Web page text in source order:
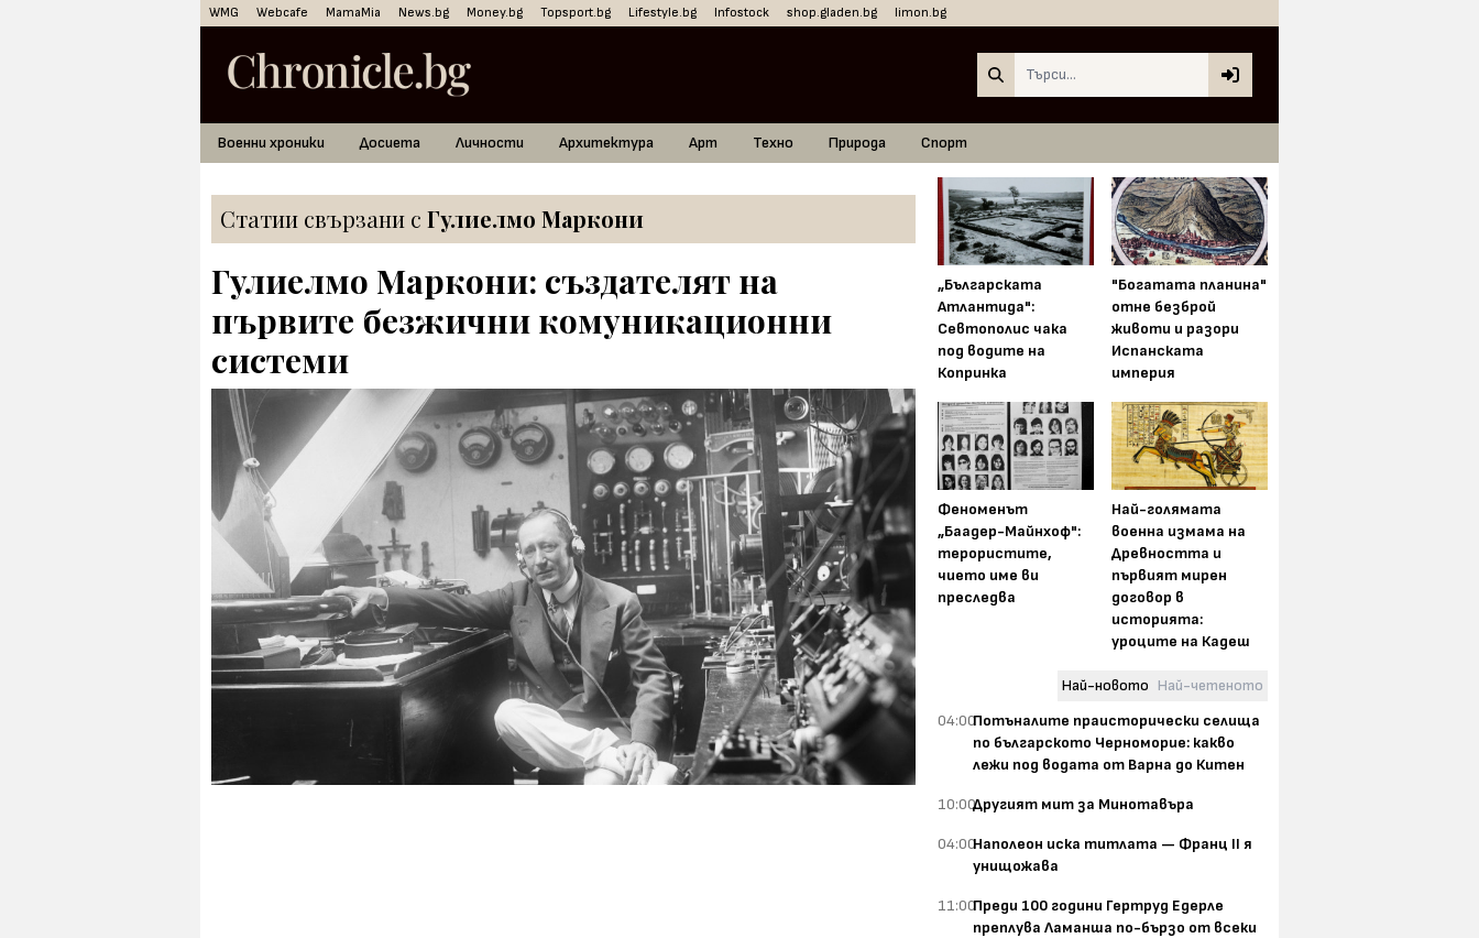
WMG Webcafe MamaMia News.bg Money.bg Topsport.bg Lifestyle.bg Infostock shop.gladen.bg limon.bg
Военни хроники Досиета Личности Архитектура Арт Техно Природа Спорт
Статии свързани с Гулиелмо Маркони
Гулиелмо Маркони: създателят на
първите безжични комуникационни
системи
„Българската
Атлантида":
Севтополис чака
под водите на
Копринка
"Богатата планина"
отне безброй
животи и разори
Испанската
империя
Феноменът
„Баадер-Майнхоф":
терористите,
чието име ви
преследва
Най-голямата
военна измама на
Древността и
първият мирен
договор в
историята:
уроците на Кадеш
Най-новото Най-четеното
04:00Потъналите праисторически селища
по българското Черноморие: какво
лежи под водата от Варна до Китен
10:00Другият мит за Минотавъра
04:00Наполеон иска титлата — Франц II я
унищожава
11:00Преди 100 години Гертруд Едерле
преплува Ламанша по-бързо от всеки